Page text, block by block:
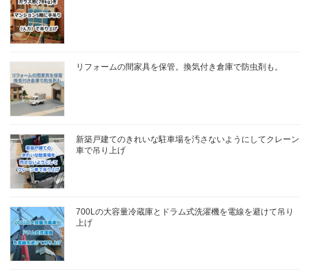
リフォームの間家具を保管。換気付き倉庫で防虫剤も。
新築戸建てのきれいな駐車場を汚さないようにしてクレーン
車で吊り上げ
700Lの大容量冷蔵庫とドラム式洗濯機を電線を避けて吊り
上げ